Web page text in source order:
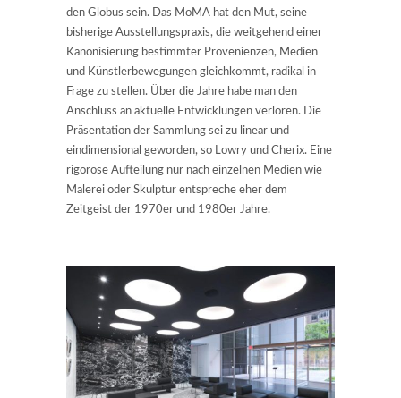
den Globus sein. Das MoMA hat den Mut, seine
bisherige Ausstellungspraxis, die weitgehend einer
Kanonisierung bestimmter Provenienzen, Medien
und Künstlerbewegungen gleichkommt, radikal in
Frage zu stellen. Über die Jahre habe man den
Anschluss an aktuelle Entwicklungen verloren. Die
Präsentation der Sammlung sei zu linear und
eindimensional geworden, so Lowry und Cherix. Eine
rigorose Aufteilung nur nach einzelnen Medien wie
Malerei oder Skulptur entspreche eher dem
Zeitgeist der 1970er und 1980er Jahre.